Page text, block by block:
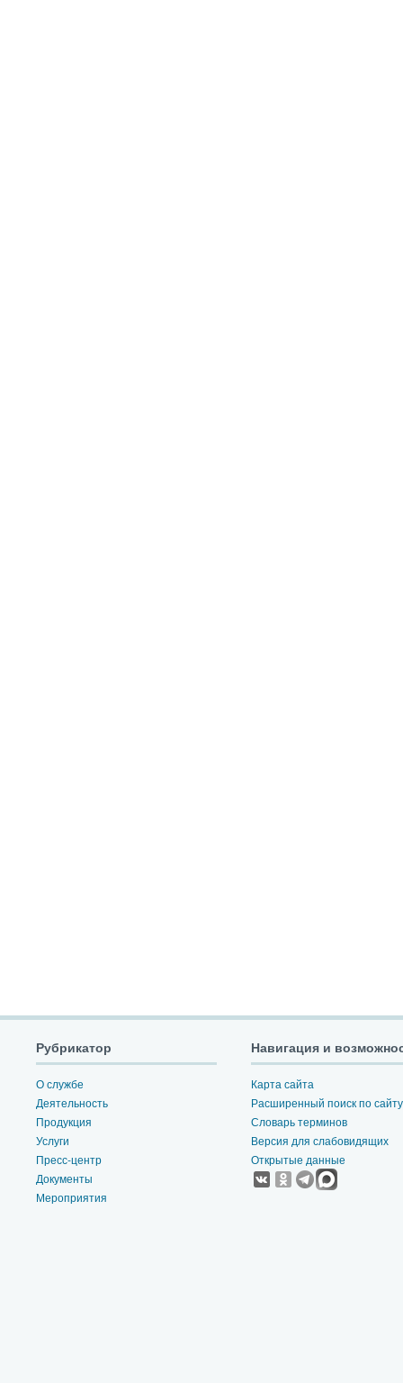
Рубрикатор
О службе
Деятельность
Продукция
Услуги
Пресс-центр
Документы
Мероприятия
Навигация и
Карта сайта
Расширенный поиск по сайту
Словарь терминов
Версия для слабовидящих
Открытые данные